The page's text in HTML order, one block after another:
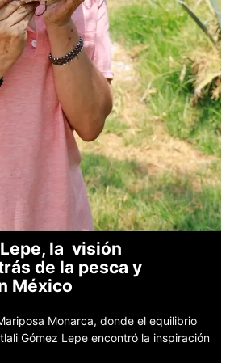
la visión
de la pesca y
México
Monarca, donde el equilibrio
Gómez Lepe encontró la inspiración